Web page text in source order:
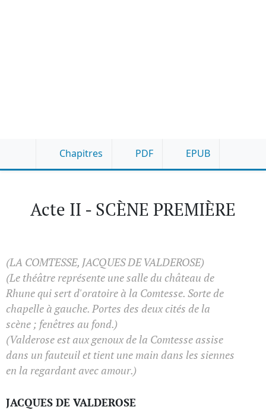
Chapitres PDF EPUB
Acte II - SCÈNE PREMIÈRE
(LA COMTESSE, JACQUES DE VALDEROSE)
(Le théâtre représente une salle du château de
Rhune qui sert d'oratoire à la Comtesse. Sorte de
chapelle à gauche. Portes des deux cités de la
scène ; fenêtres au fond.)
(Valderose est aux genoux de la Comtesse assise
dans un fauteuil et tient une main dans les siennes
en la regardant avec amour.)
JACQUES DE VALDEROSE